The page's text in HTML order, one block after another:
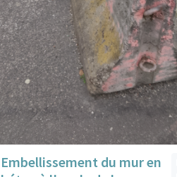
Embellissement du mur en